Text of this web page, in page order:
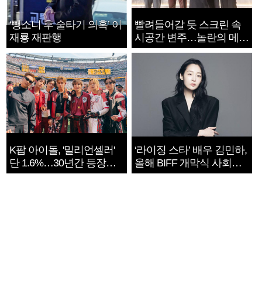
‘뺑소니 후 술타기 의혹’ 이
재룡 재판행
빨려들어갈 듯 스크린 속
시공간 변주…놀란의 메시
지는 ‘전쟁 속죄’
K팝 아이돌, '밀리언셀러'
단 1.6%…30년간 등장
1182개팀 전수조사
‘라이징 스타’ 배우 김민하,
올해 BIFF 개막식 사회자
확정